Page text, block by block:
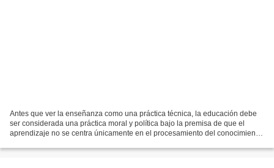
Antes que ver la enseñanza como una práctica técnica, la educación debe
ser considerada una práctica moral y política bajo la premisa de que el
aprendizaje no se centra únicamente en el procesamiento del conocimiento